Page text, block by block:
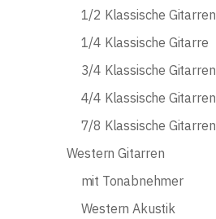
1/2 Klassische Gitarren
1/4 Klassische Gitarre
3/4 Klassische Gitarren
4/4 Klassische Gitarren
7/8 Klassische Gitarren
Western Gitarren
mit Tonabnehmer
Western Akustik